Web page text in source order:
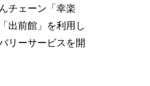
チェーン「幸楽
出前館」を利用し
リーサービスを開